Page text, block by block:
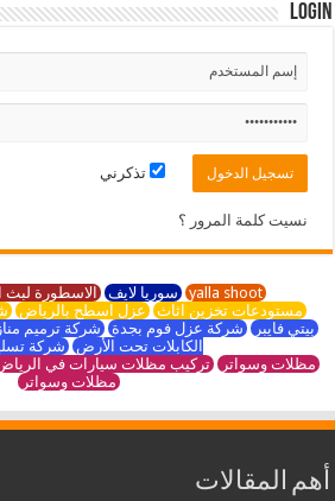
Login
تذكرني
نسيت كلمة المرور ؟
yalla shoot سوريا لايف الاسطورة لبث
مستودعات تخزين اثاث عزل اسطح بالرياض
بيتي فايبر شركة عزل فوم بجدة شركة ترميم
الكابلات تحت الأرض شركة
مظلات وسواتر تركيب مظلات سيارات في
مظلات وسواتر
أهم المقالات